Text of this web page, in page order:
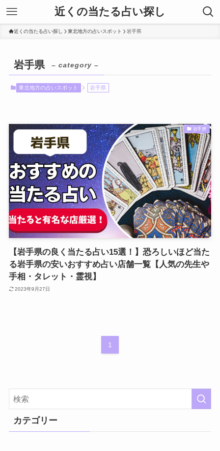
近くの当たる占い探し
近くの当たる占い探し 東北地方の占いスポット 岩手県
岩手県 – category –
東北地方の占いスポット 岩手県
岩手県
【岩手県の良く当たる占い15選！】恐ろしいほど当た
る岩手県の安いおすすめ占い店舗一覧【人気の先生や
手相・タレット・霊視】
2023年9月27日
1
カテゴリー